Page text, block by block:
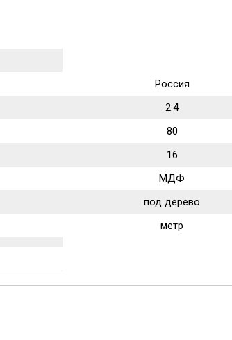
Россия
2.4
80
16
МДФ
под дерево
метр